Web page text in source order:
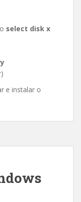
select disk x
e instalar o